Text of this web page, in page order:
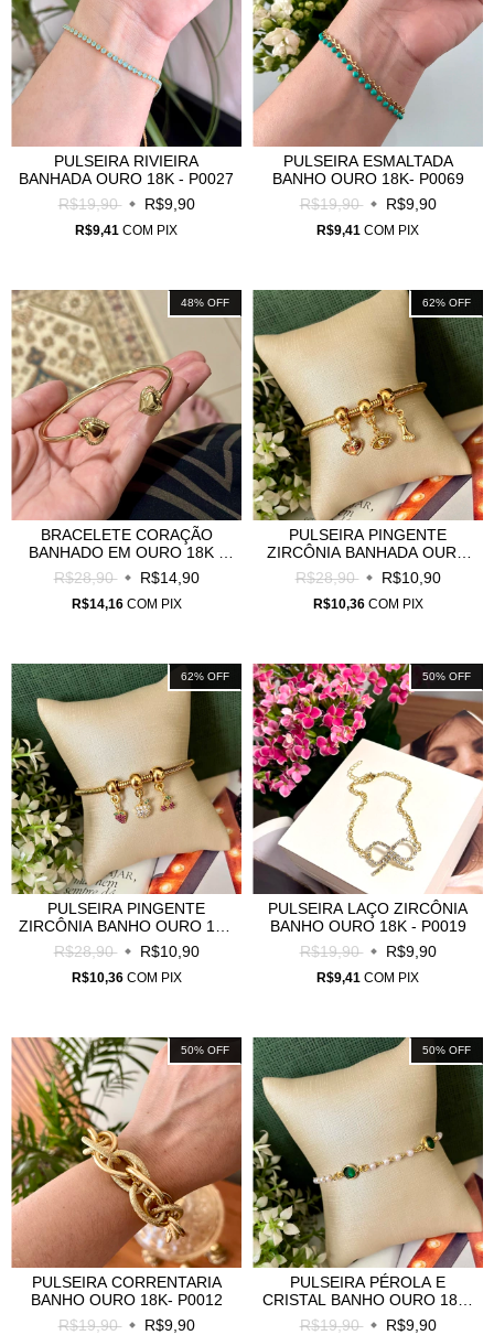
PULSEIRA RIVIEIRA
BANHADA OURO 18K - P0027
R$19,90
R$9,90
R$9,41 COM PIX
PULSEIRA ESMALTADA
BANHO OURO 18K- P0069
R$19,90
R$9,90
R$9,41 COM PIX
48% OFF
BRACELETE CORAÇÃO
BANHADO EM OURO 18K -
B0012
R$28,90 R$14,90
R$14,16 COM PIX
62% OFF
PULSEIRA PINGENTE
ZIRCÔNIA BANHADA OURO
18K - P0042
R$28,90 R$10,90
R$10,36 COM PIX
62% OFF
PULSEIRA PINGENTE
ZIRCÔNIA BANHO OURO 18K
- P0034
R$28,90 R$10,90
R$10,36 COM PIX
50% OFF
PULSEIRA LAÇO ZIRCÔNIA
BANHO OURO 18K - P0019
R$19,90
R$9,90
R$9,41 COM PIX
50% OFF
PULSEIRA CORRENTARIA
BANHO OURO 18K- P0012
R$19,90
R$9,90
50% OFF
PULSEIRA PÉROLA E
CRISTAL BANHO OURO 18K-
P0033
R$19,90 R$9,90